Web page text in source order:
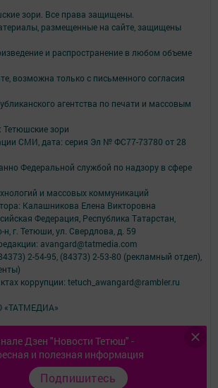
Дзен "Новости Тетюш" -
и полезная информация
Подпишитесь
зори. Все права защищены.
размещенные на сайте, защищены
и распространение в любом объеме
возможна только с письменного согласия
агентства по печати и массовым
зори
СМИ, дата: серия Эл № ФС77-73780 от 28
Федеральной службой по надзору в сфере
и массовых коммуникаций
Калашникова Елена Викторовна
Федерация, Республика Татарстан,
г. Тетюши, ул. Свердлова, д. 59
avangard@tatmedia.com
2-54-95, (84373) 2-53-80 (рекламный отдел),
коррупции: tetuch_awangard@rambler.ru
«ТАТМЕДИА»
«cookie»для персонализации сервисов и
сайтом.
можно отменить в настройках браузера.